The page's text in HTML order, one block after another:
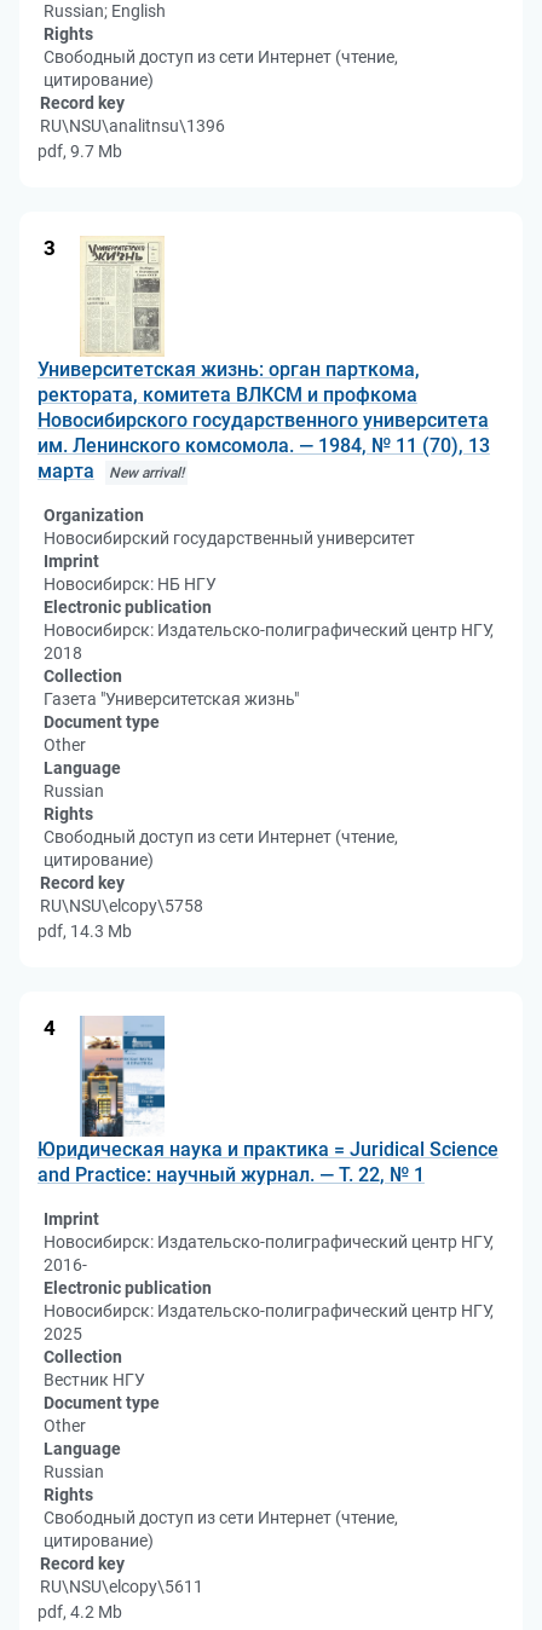
Russian; English
Rights
Свободный доступ из сети Интернет (чтение,
цитирование)
Record key
RU\NSU\analitnsu\1396
pdf, 9.7 Mb
3
Университетская жизнь: орган парткома,
ректората, комитета ВЛКСМ и профкома
Новосибирского государственного университета
им. Ленинского комсомола. — 1984, № 11 (70), 13
марта
New arrival!
Organization
Новосибирский государственный университет
Imprint
Новосибирск: НБ НГУ
Electronic publication
Новосибирск: Издательско-полиграфический центр НГУ,
2018
Collection
Газета "Университетская жизнь"
Document type
Other
Language
Russian
Rights
Свободный доступ из сети Интернет (чтение,
цитирование)
Record key
RU\NSU\elcopy\5758
pdf, 14.3 Mb
4
Юридическая наука и практика = Juridical Science
and Practice: научный журнал. — Т. 22, № 1
Imprint
Новосибирск: Издательско-полиграфический центр НГУ,
2016-
Electronic publication
Новосибирск: Издательско-полиграфический центр НГУ,
2025
Collection
Вестник НГУ
Document type
Other
Language
Russian
Rights
Свободный доступ из сети Интернет (чтение,
цитирование)
Record key
RU\NSU\elcopy\5611
pdf, 4.2 Mb